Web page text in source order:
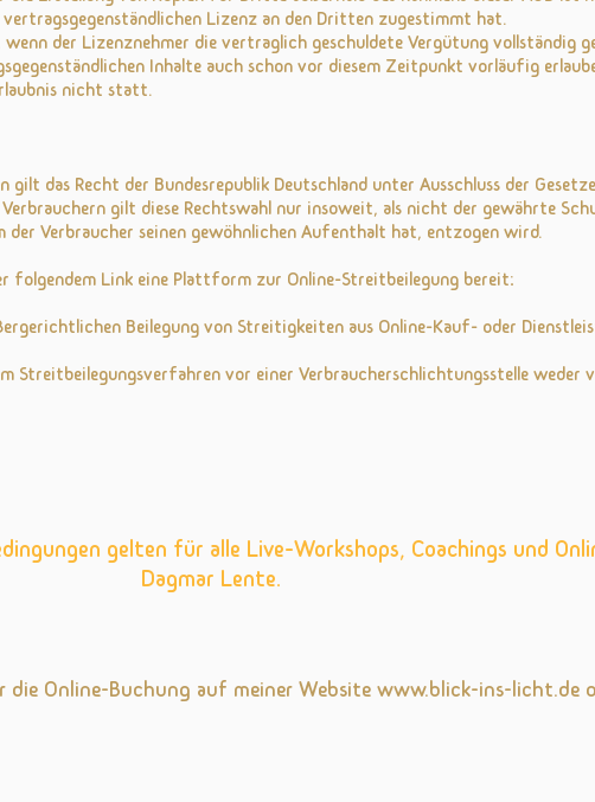
Lizenz an den Dritten zugestimmt hat.
der Lizenznehmer die vertraglich geschuldete Vergütung vollständig
Inhalte auch schon vor diesem Zeitpunkt vorläufig
nicht statt.
gilt das Recht der Bundesrepublik Deutschland unter Ausschluss der
gilt diese Rechtswahl nur insoweit, als nicht der gewährte
der Verbraucher seinen gewöhnlichen Aufenthalt hat, entzogen wird.
folgendem Link eine Plattform zur Online-Streitbeilegung bereit:
Beilegung von Streitigkeiten aus Online-Kauf- oder
Streitbeilegungsverfahren vor einer Verbraucherschlichtungsstelle
gelten für alle Live-Workshops, Coachings und
Dagmar Lente.
Online-Buchung auf meiner Website www.blick-ins-licht.de